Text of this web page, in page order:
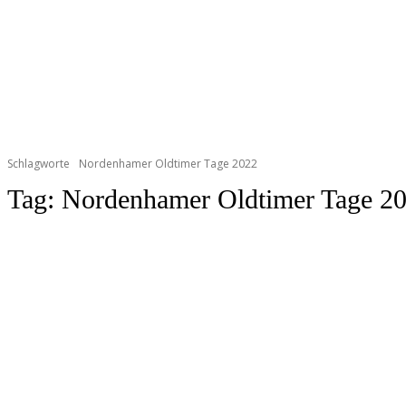
Schlagworte Nordenhamer Oldtimer Tage 2022
Tag: Nordenhamer Oldtimer Tage